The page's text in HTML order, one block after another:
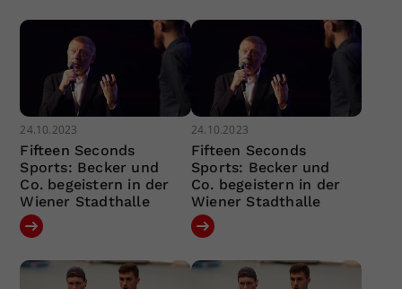
24.10.2023
Fifteen Seconds
Sports: Becker und
Co. begeistern in der
Wiener Stadthalle
24.10.2023
Fifteen Seconds
Sports: Becker und
Co. begeistern in der
Wiener Stadthalle